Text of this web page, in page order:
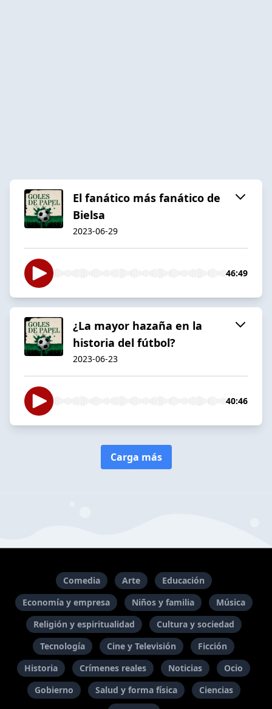
El fanático más fanático de
Bielsa
2023-06-29
46:49
¿La mayor hazaña en la
historia del fútbol?
2023-06-23
40:46
Carga más
Comedia Arte
Educación
Economía y empresa
Niños y familia
Música
Religión y espiritualidad
Cultura y sociedad
Tecnología
Cine y Televisión
Ficción
Historia
Crímenes reales Noticias
Ocio
Gobierno
Salud y forma física
Ciencias